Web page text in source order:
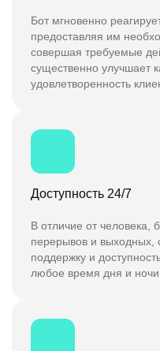
Бот мгновенно
предоставляя им
совершая требуемые
существенно улучшает
удовлетворенность
Доступность 24/7
В отличие от человека,
перерывов и выходных,
поддержку и
любое время дня и ночи.